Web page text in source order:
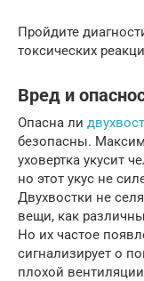
Пройдите
токсических
Вред и
Опасна ли
безопасны.
уховертка укусит
но этот укус не
Двухвостки не
вещи, как
Но их частое
сигнализирует о
плохой